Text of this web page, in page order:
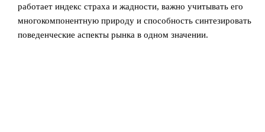
работает индекс страха и жадности, важно учитывать его
многокомпонентную природу и способность синтезировать
поведенческие аспекты рынка в одном значении.